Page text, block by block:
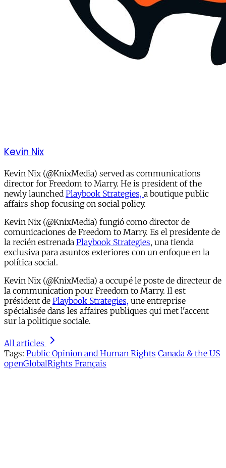
Kevin Nix
Kevin Nix (@KnixMedia) served as communications
director for Freedom to Marry. He is president of the
newly launched Playbook Strategies, a boutique public
affairs shop focusing on social policy.
Kevin Nix (@KnixMedia) fungió como director de
comunicaciones de Freedom to Marry. Es el presidente de
la recién estrenada Playbook Strategies, una tienda
exclusiva para asuntos exteriores con un enfoque en la
política social.
Kevin Nix (@KnixMedia) a occupé le poste de directeur de
la communication pour Freedom to Marry. Il est
président de Playbook Strategies, une entreprise
spécialisée dans les affaires publiques qui met l'accent
sur la politique sociale.
All articles
Tags: Public Opinion and Human Rights Canada & the US
openGlobalRights Français